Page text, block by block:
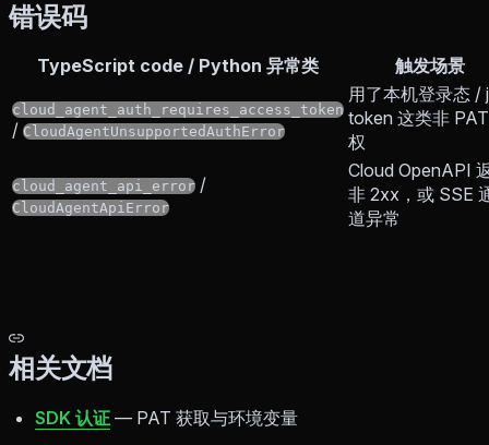
错误码
TypeScript code / Python 异常类 触发场景
cloud_agent_auth_requires_access_token
/ CloudAgentUnsupportedAuthError
用了本机登录态 /
token 这类非
权
cloud_agent_api_error /
CloudAgentApiError
Cloud OpenAPI
非 2xx，或 SSE
道异常
相关文档
SDK 认证 — PAT 获取与环境变量